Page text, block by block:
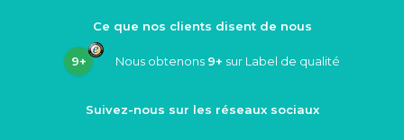
Ce que nos clients disent de nous
9+ Nous obtenons 9+ sur Label de qualité
Suivez-nous sur les réseaux sociaux